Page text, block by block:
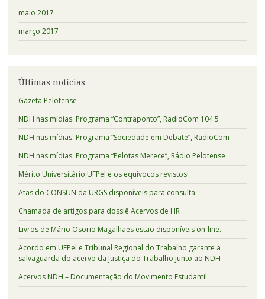
maio 2017
março 2017
Últimas notícias
Gazeta Pelotense
NDH nas mídias. Programa “Contraponto”, RadioCom 104.5
NDH nas mídias. Programa “Sociedade em Debate”, RadioCom
NDH nas mídias. Programa “Pelotas Merece”, Rádio Pelotense
Mérito Universitário UFPel e os equívocos revistos!
Atas do CONSUN da URGS disponíveis para consulta.
Chamada de artigos para dossiê Acervos de HR
Livros de Mário Osorio Magalhaes estão disponíveis on-line.
Acordo em UFPel e Tribunal Regional do Trabalho garante a
salvaguarda do acervo da Justiça do Trabalho junto ao NDH
Acervos NDH – Documentação do Movimento Estudantil